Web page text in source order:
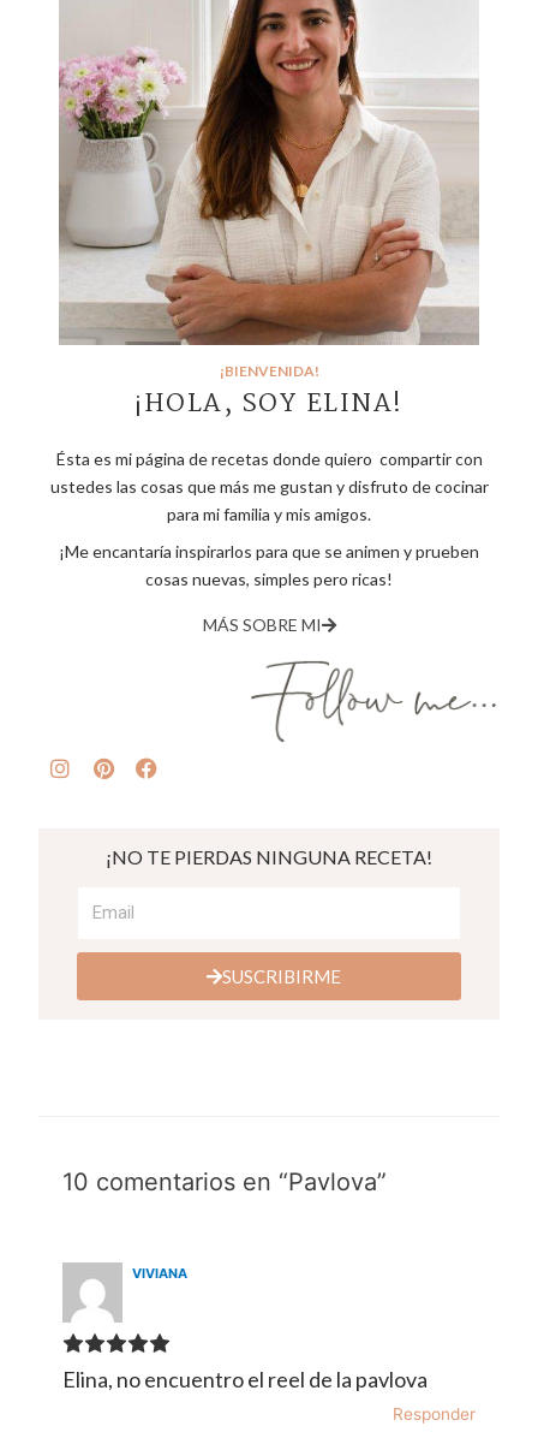
¡BIENVENIDA!
¡HOLA, SOY ELINA!
Ésta es mi página de recetas donde quiero compartir con
ustedes las cosas que más me gustan y disfruto de cocinar
para mi familia y mis amigos.
¡Me encantaría inspirarlos para que se animen y prueben
cosas nuevas, simples pero ricas!
MÁS SOBRE MI
¡NO TE PIERDAS NINGUNA RECETA!
SUSCRIBIRME
10 comentarios en “Pavlova”
VIVIANA
Elina, no encuentro el reel de la pavlova
Responder